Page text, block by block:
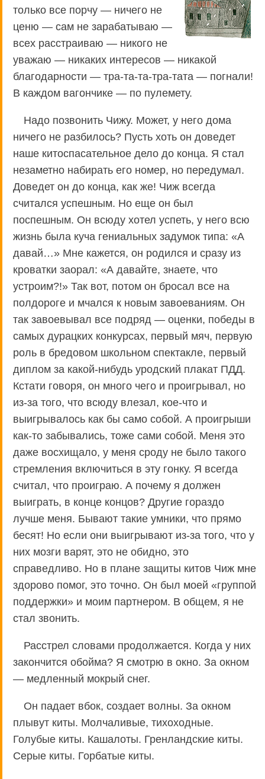
только все порчу — ничего не
ценю — сам не зарабатываю —
всех расстраиваю — никого не
уважаю — никаких интересов — никакой
благодарности — тра-та-та-тра-тата — погнали!
В каждом вагончике — по пулемету.
Надо позвонить Чижу. Может, у него дома
ничего не разбилось? Пусть хоть он доведет
наше китоспасательное дело до конца. Я стал
незаметно набирать его номер, но передумал.
Доведет он до конца, как же! Чиж всегда
считался успешным. Но еще он был
поспешным. Он всюду хотел успеть, у него всю
жизнь была куча гениальных задумок типа: «А
давай…» Мне кажется, он родился и сразу из
кроватки заорал: «А давайте, знаете, что
устроим?!» Так вот, потом он бросал все на
полдороге и мчался к новым завоеваниям. Он
так завоевывал все подряд — оценки, победы в
самых дурацких конкурсах, первый мяч, первую
роль в бредовом школьном спектакле, первый
диплом за какой-нибудь уродский плакат ПДД.
Кстати говоря, он много чего и проигрывал, но
из-за того, что всюду влезал, кое-что и
выигрывалось как бы само собой. А проигрыши
как-то забывались, тоже сами собой. Меня это
даже восхищало, у меня сроду не было такого
стремления включиться в эту гонку. Я всегда
считал, что проиграю. А почему я должен
выиграть, в конце концов? Другие гораздо
лучше меня. Бывают такие умники, что прямо
бесят! Но если они выигрывают из-за того, что у
них мозги варят, это не обидно, это
справедливо. Но в плане защиты китов Чиж мне
здорово помог, это точно. Он был моей «группой
поддержки» и моим партнером. В общем, я не
стал звонить.
Расстрел словами продолжается. Когда у них
закончится обойма? Я смотрю в окно. За окном
— медленный мокрый снег.
Он падает вбок, создает волны. За окном
плывут киты. Молчаливые, тихоходные.
Голубые киты. Кашалоты. Гренландские киты.
Серые киты. Горбатые киты.